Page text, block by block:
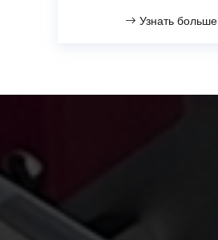
Узнать больше